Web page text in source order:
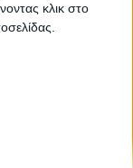
κλικ στο